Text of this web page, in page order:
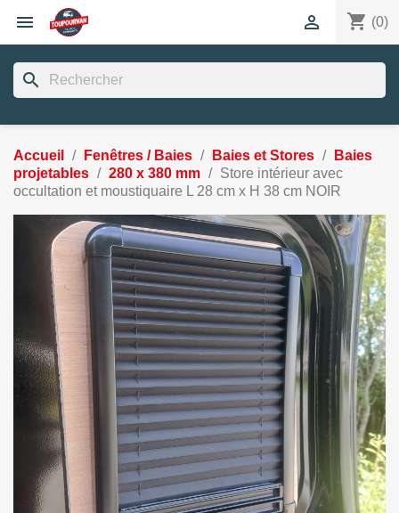
 shopping_cart (0)

search
Accueil Fenêtres / Baies Baies et Stores
Baies
projetables
280 x 380 mm
Store intérieur avec
occultation et moustiquaire L 28 cm x H 38 cm NOIR